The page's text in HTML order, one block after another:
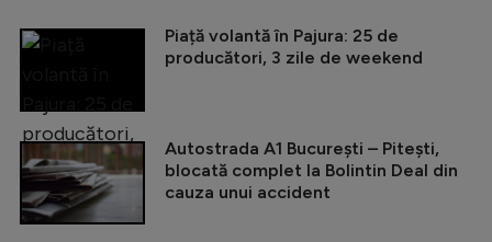
Piață volantă în Pajura: 25 de
producători, 3 zile de weekend
Autostrada A1 București – Pitești,
blocată complet la Bolintin Deal din
cauza unui accident